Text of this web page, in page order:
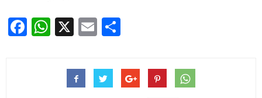
Facebook
WhatsApp
X Email